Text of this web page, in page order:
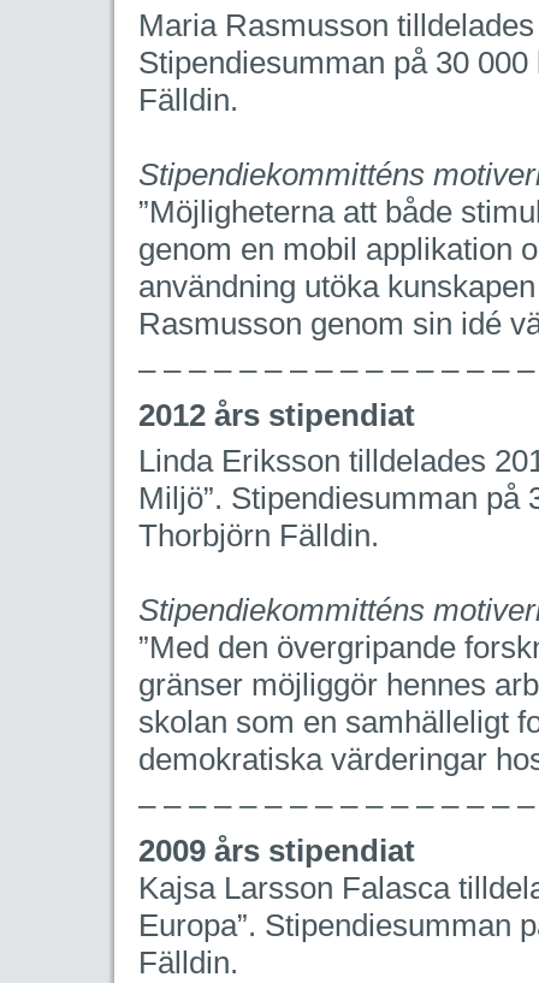
Maria Rasmusson
Stipendiesumman på 30
Fälldin.
Stipendiekommitténs
”Möjligheterna att både
genom en mobil applikation
användning utöka
Rasmusson genom sin idé
– – – – – – – – – – – – – – –
2012 års stipendiat
Linda Eriksson tilldelades
Miljö”. Stipendiesumman på
Thorbjörn Fälldin.
Stipendiekommitténs
”Med den övergripande
gränser möjliggör hennes
skolan som en samhälleligt
demokratiska värderingar
– – – – – – – – – – – – – – –
2009 års stipendiat
Kajsa Larsson Falasca
Europa”. Stipendiesumman
Fälldin.